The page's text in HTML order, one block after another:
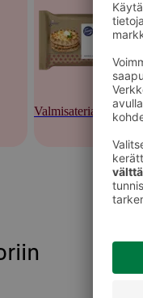
Valmisateriat ja -keitot